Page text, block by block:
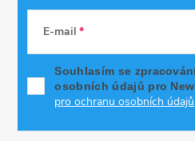
E-mail
Souhlasím se
osobních údajů pro
pro ochranu osobních údajů